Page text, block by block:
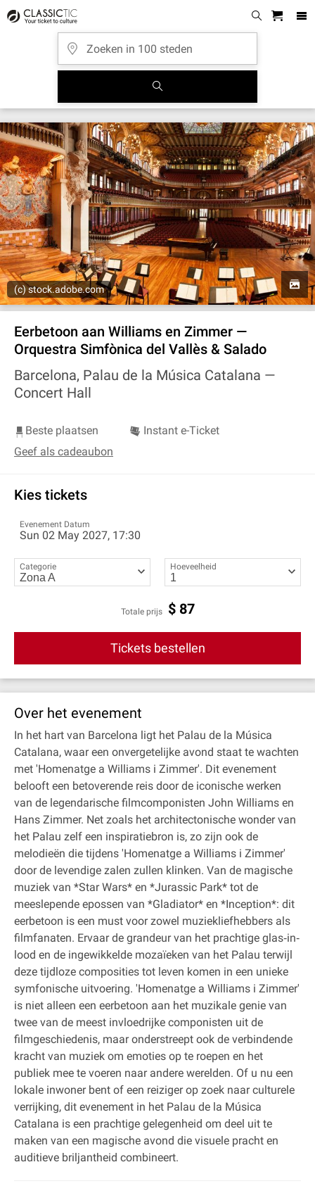
(c) stock.adobe.com
Eerbetoon aan Williams en Zimmer —
Orquestra Simfònica del Vallès & Salado
Barcelona, Palau de la Música Catalana —
Concert Hall
Beste plaatsen
Instant e-Ticket
Geef als cadeaubon
Kies tickets
Evenement Datum
Sun 02 May 2027, 17:30
Categorie Hoeveelheid
Totale prijs $ 87
Tickets bestellen
Over het evenement
In het hart van Barcelona ligt het Palau de la Música
Catalana, waar een onvergetelijke avond staat te wachten
met 'Homenatge a Williams i Zimmer'. Dit evenement
belooft een betoverende reis door de iconische werken
van de legendarische filmcomponisten John Williams en
Hans Zimmer. Net zoals het architectonische wonder van
het Palau zelf een inspiratiebron is, zo zijn ook de
melodieën die tijdens 'Homenatge a Williams i Zimmer'
door de levendige zalen zullen klinken. Van de magische
muziek van *Star Wars* en *Jurassic Park* tot de
meeslepende epossen van *Gladiator* en *Inception*: dit
eerbetoon is een must voor zowel muziekliefhebbers als
filmfanaten. Ervaar de grandeur van het prachtige glas‐in‐
lood en de ingewikkelde mozaïeken van het Palau terwijl
deze tijdloze composities tot leven komen in een unieke
symfonische uitvoering. 'Homenatge a Williams i Zimmer'
is niet alleen een eerbetoon aan het muzikale genie van
twee van de meest invloedrijke componisten uit de
filmgeschiedenis, maar onderstreept ook de verbindende
kracht van muziek om emoties op te roepen en het
publiek mee te voeren naar andere werelden. Of u nu een
lokale inwoner bent of een reiziger op zoek naar culturele
verrijking, dit evenement in het Palau de la Música
Catalana is een prachtige gelegenheid om deel uit te
maken van een magische avond die visuele pracht en
auditieve briljantheid combineert.